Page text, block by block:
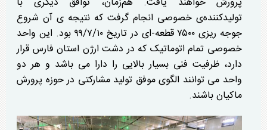
تولیدکننده‌ی خصوصی انجام گرفت که نتیجه ی آن شروع
جوجه ریزی ۷۵۰۰ قطعه-ای در تاریخ ۹۹/۷/۱۰ بود. این واحد
خصوصی تمام اتوماتیک که در دشت ارژن استان فارس قرار
دارد، ظرفیت فنی بسیار بالایی را دارا می باشد و هر دو
واحد می توانند الگوی موفق تولید مشارکتی در حوزه پرورش
ماکیان باشند.